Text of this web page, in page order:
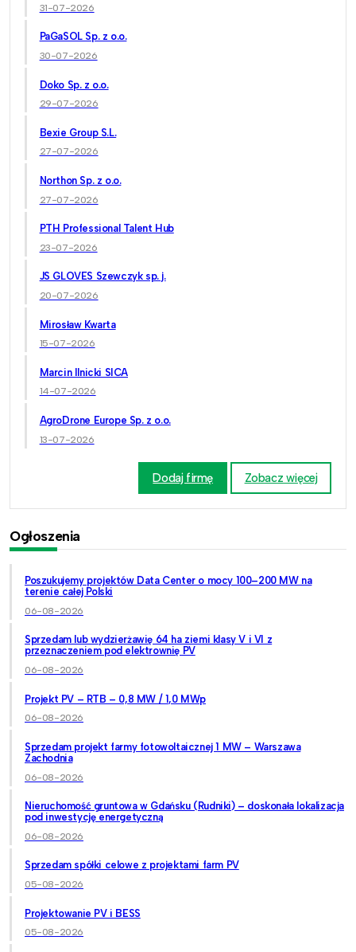
31-07-2026
PaGaSOL Sp. z o.o.
30-07-2026
Doko Sp. z o.o.
29-07-2026
Bexie Group S.L.
27-07-2026
Northon Sp. z o.o.
27-07-2026
PTH Professional Talent Hub
23-07-2026
JS GLOVES Szewczyk sp. j.
20-07-2026
Mirosław Kwarta
15-07-2026
Marcin Ilnicki SICA
14-07-2026
AgroDrone Europe Sp. z o.o.
13-07-2026
Dodaj firmę Zobacz więcej
Ogłoszenia
Poszukujemy projektów Data Center o mocy 100–200 MW na
terenie całej Polski
06-08-2026
Sprzedam lub wydzierżawię 64 ha ziemi klasy V i VI z
przeznaczeniem pod elektrownię PV
06-08-2026
Projekt PV – RTB – 0,8 MW / 1,0 MWp
06-08-2026
Sprzedam projekt farmy fotowoltaicznej 1 MW – Warszawa
Zachodnia
06-08-2026
Nieruchomość gruntowa w Gdańsku (Rudniki) – doskonała lokalizacja
pod inwestycję energetyczną
06-08-2026
Sprzedam spółki celowe z projektami farm PV
05-08-2026
Projektowanie PV i BESS
05-08-2026